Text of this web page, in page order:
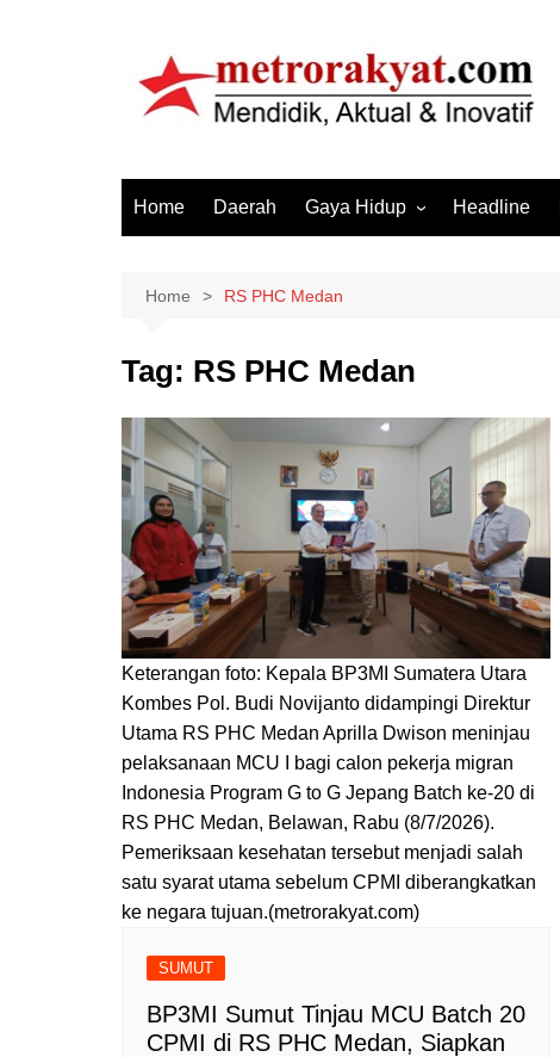
Home Daerah Gaya Hidup
Hiburan
Olahraga
Otomotif
Sosial & Budaya
Headline
Home RS PHC Medan
Tag: RS PHC Medan
Keterangan foto: Kepala BP3MI Sumatera Utara
Kombes Pol. Budi Novijanto didampingi Direktur
Utama RS PHC Medan Aprilla Dwison meninjau
pelaksanaan MCU I bagi calon pekerja migran
Indonesia Program G to G Jepang Batch ke-20 di
RS PHC Medan, Belawan, Rabu (8/7/2026).
Pemeriksaan kesehatan tersebut menjadi salah
satu syarat utama sebelum CPMI diberangkatkan
ke negara tujuan.(metrorakyat.com)
SUMUT
BP3MI Sumut Tinjau MCU Batch 20
CPMI di RS PHC Medan, Siapkan